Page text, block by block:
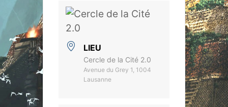
LIEU
Cercle de la Cité 2.0
Avenue du Grey 1, 1004
Lausanne